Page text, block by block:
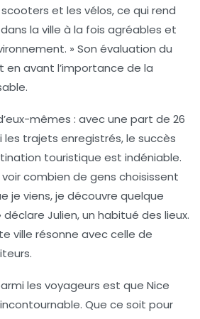
et les vélos, ce qui rend
la ville à la fois agréables et
» Son évaluation du
avant l’importance de la
mêmes : avec une part de 26
les trajets enregistrés, le succès
touristique est indéniable.
combien de gens choisissent
je viens, je découvre quelque
Julien, un habitué des lieux.
ville résonne avec celle de
les voyageurs est que Nice
Que ce soit pour